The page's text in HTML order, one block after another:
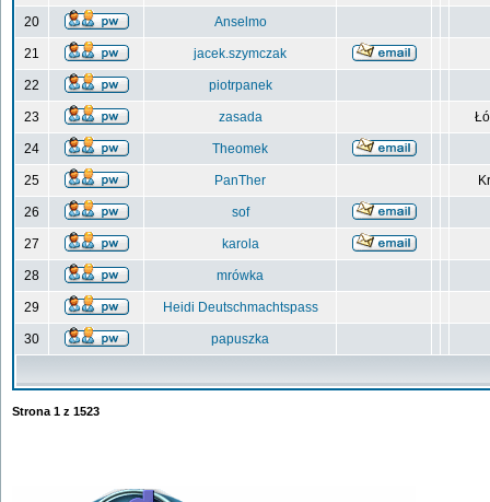
20 Anselmo
21 jacek.szymczak
22 piotrpanek
23 zasada
24 Theomek
25 PanTher
26 sof
27 karola
28 mrówka
29 Heidi Deutschmachtspass
30 papuszka
Strona 1 z 1523